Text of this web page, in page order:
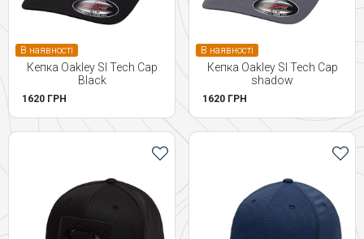
В наявності
Кепка Oakley SI Tech Cap
Black
1620 ГРН
В наявності
Кепка Oakley SI Tech Cap
shadow
1620 ГРН